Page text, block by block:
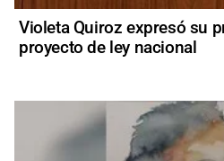
Violeta Quiroz expresó su
proyecto de ley nacional